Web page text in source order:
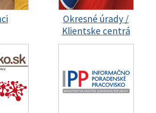
Okresné úrady /
Klientske centrá